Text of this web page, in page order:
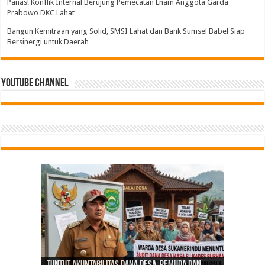
Panas! Konflik Internal Berujung Pemecatan Enam Anggota Garda
Prabowo DKC Lahat
Bangun Kemitraan yang Solid, SMSI Lahat dan Bank Sumsel Babel Siap
Bersinergi untuk Daerah
Youtube Channel
Tindak Lanjuti Keputusan PWI Pusat, PWI Sumsel
Bangun Kemitraan yang Solid, SMSI Lahat dan
PGRI Sumsel Gercep Konsolidasi, Riza Pahlevi